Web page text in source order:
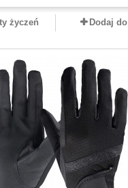
życzeń Dodaj